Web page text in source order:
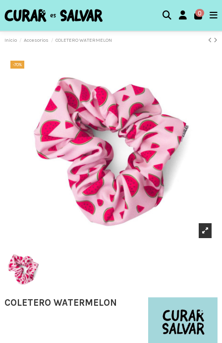
0
Inicio Accesorios COLETERO WATERMELON
-70%
COLETERO WATERMELON